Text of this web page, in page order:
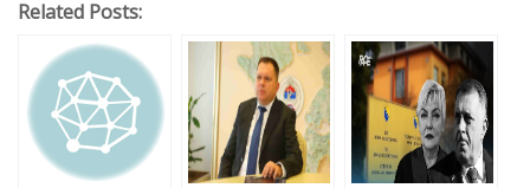
Related Posts: